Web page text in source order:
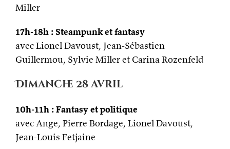
Miller
17h-18h : Steampunk et fantasy
avec Lionel Davoust, Jean-Sébastien
Guillermou, Sylvie Miller et Carina Rozenfeld
Dimanche 28 avril
10h-11h : Fantasy et politique
avec Ange, Pierre Bordage, Lionel Davoust,
Jean-Louis Fetjaine